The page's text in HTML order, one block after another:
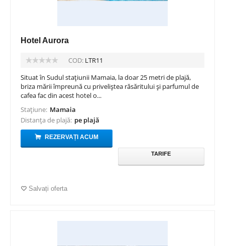
Hotel Aurora
COD: LTR11
Situat în Sudul stațiunii Mamaia, la doar 25 metri de plajă,
briza mării împreună cu priveliștea răsăritului și parfumul de
cafea fac din acest hotel o...
Stațiune: Mamaia
Distanța de plajă: pe plajă
REZERVAȚI ACUM
TARIFE
Salvați oferta